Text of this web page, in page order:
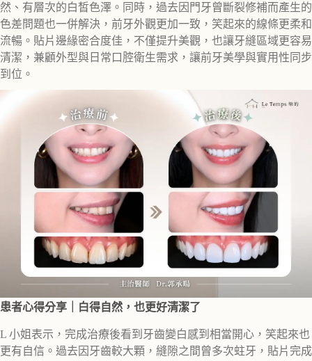
然、有層次的白皙色澤。同時，過去因門牙曾斷裂修補而產生的
色差問題也一併解決，前牙外觀更加一致，笑起來的線條更柔和
流暢。貼片邊緣密合度佳，不僅提升美觀，也讓牙縫區域更容易
清潔，兼顧外型與日常口腔衛生需求，讓前牙美學與實用性同步
到位。
患者心得分享｜白得自然，也更好清潔了
L 小姐表示，完成治療後看到牙齒變白感到相當開心，笑起來也
更有自信。過去因牙齒較大顆，縫隙之間曾多次蛀牙，貼片完成